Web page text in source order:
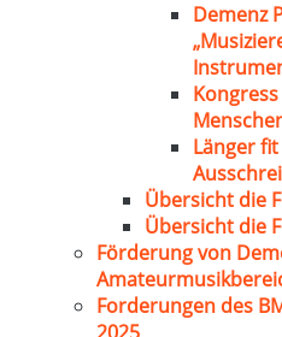
Demenz
Länger
Übersicht die
Übersicht die
Förderung von
Forderungen des